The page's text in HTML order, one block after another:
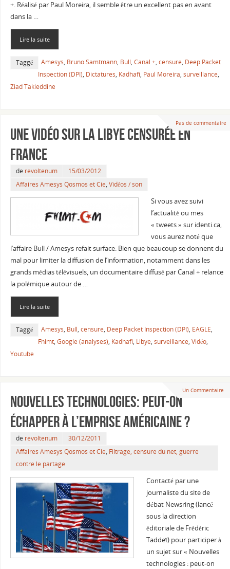
+. Réalisé par Paul Moreira, il semble être un excellent pas en avant
dans la …
Lire la suite
Taggé Amesys, Bruno Samtmann, Bull, Canal +, censure, Deep Packet
Inspection (DPI), Dictatures, Kadhafi, Paul Moreira, surveillance,
Ziad Takieddine
Pas de commentaire
Une vidéo sur la Libye censurée en
France
de revoltenum
15/03/2012
Affaires Amesys Qosmos et Cie, Vidéos / son
Si vous avez suivi
l’actualité ou mes
« tweets » sur identi.ca,
vous aurez noté que
l’affaire Bull / Amesys refait surface. Bien que beaucoup se donnent du
mal pour limiter la diffusion de l’information, notamment dans les
grands médias télévisuels, un documentaire diffusé par Canal + relance
la polémique autour de …
Lire la suite
Taggé Amesys, Bull, censure, Deep Packet Inspection (DPI), EAGLE,
Fhimt, Google (analyses), Kadhafi, Libye, surveillance, Vidéo,
Youtube
Un Commentaire
Nouvelles technologies: peut-on
échapper à l’emprise américaine ?
de revoltenum
30/12/2011
Affaires Amesys Qosmos et Cie, Filtrage, censure du net, guerre
contre le partage
Contacté par une
journaliste du site de
débat Newsring (lancé
sous la direction
éditoriale de Frédéric
Taddeï) pour participer à
un sujet sur « Nouvelles
technologies : peut-on